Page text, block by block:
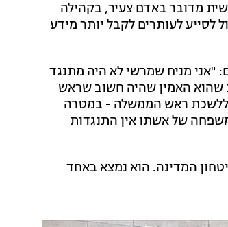
מדובר באדם צעיר, בקהילה
לסייע לעותרים לקבל יותר מידע
"אני מניח שמרשי לא היה מתנגד
שהוא האמין שהיה חשוב שראש
ללשכת ראש הממשלה - במטרה
של אשתו אין התנגדות
המדינה. הוא נמצא באחד